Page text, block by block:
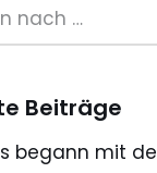
Beiträge
begann mit